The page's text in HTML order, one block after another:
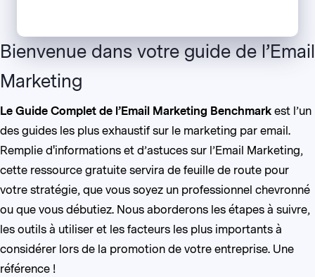
Bienvenue dans votre guide de l’Email
Marketing
Le Guide Complet de l’Email Marketing Benchmark est l’un
des guides les plus exhaustif sur le marketing par email.
Remplie d'informations et d’astuces sur l’Email Marketing,
cette ressource gratuite servira de feuille de route pour
votre stratégie, que vous soyez un professionnel chevronné
ou que vous débutiez. Nous aborderons les étapes à suivre,
les outils à utiliser et les facteurs les plus importants à
considérer lors de la promotion de votre entreprise. Une
référence !